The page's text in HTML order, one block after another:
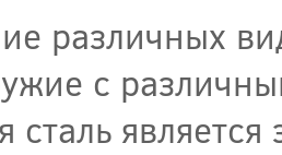
различных
с
сталь